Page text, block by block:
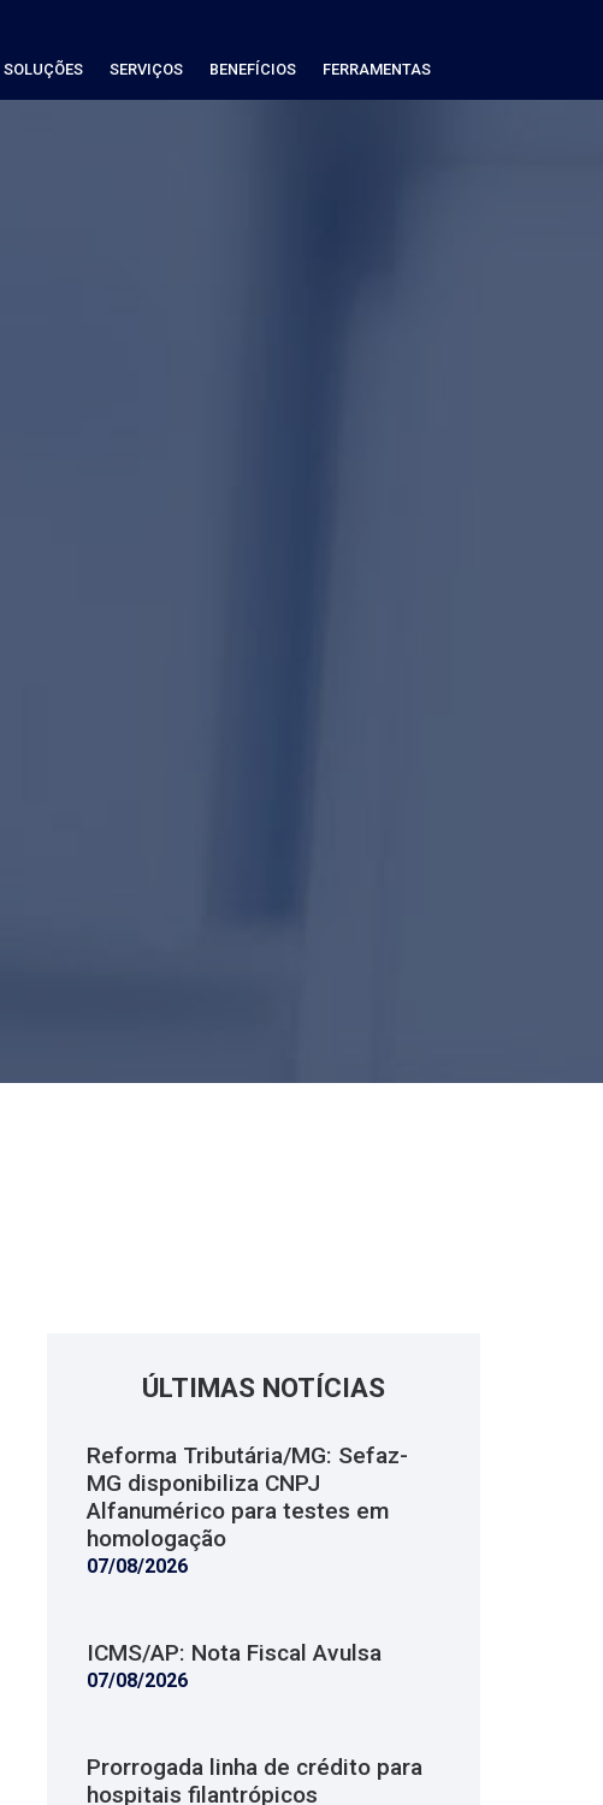
SOLUÇÕES SERVIÇOS BENEFÍCIOS FERRAMENTAS
ÚLTIMAS NOTÍCIAS
Reforma Tributária/MG: Sefaz-
MG disponibiliza CNPJ
Alfanumérico para testes em
homologação
07/08/2026
ICMS/AP: Nota Fiscal Avulsa
07/08/2026
Prorrogada linha de crédito para
hospitais filantrópicos